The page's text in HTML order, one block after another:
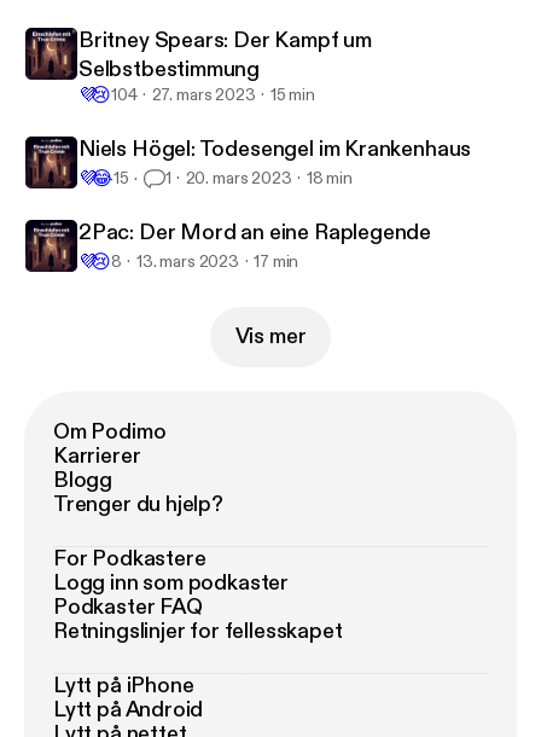
Britney Spears: Der Kampf um
Selbstbestimmung
💜😢104 27. mars 2023 15 min
Niels Högel: Todesengel im Krankenhaus
💜😂15 1 20. mars 2023 18 min
2Pac: Der Mord an eine Raplegende
💜😢8 13. mars 2023 17 min
Vis mer
Om Podimo
Karrierer
Blogg
Trenger du hjelp?
For Podkastere
Logg inn som podkaster
Podkaster FAQ
Retningslinjer for fellesskapet
Lytt på iPhone
Lytt på Android